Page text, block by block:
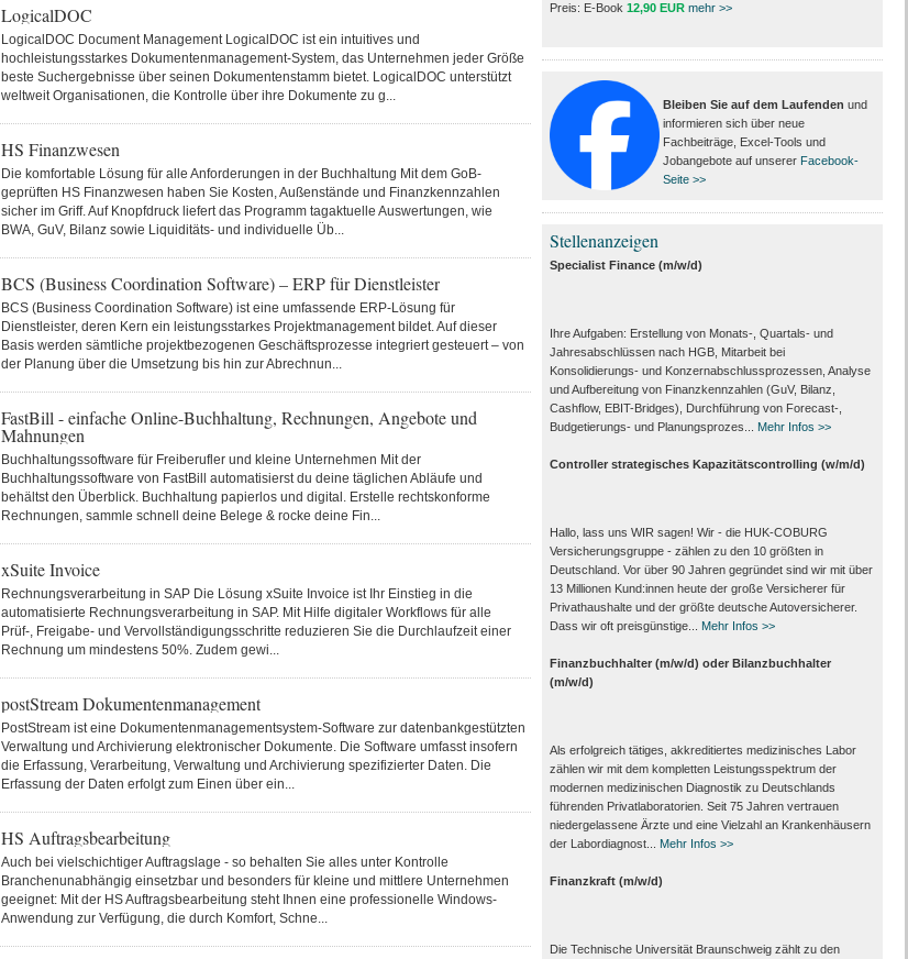
LogicalDOC
LogicalDOC Document Management LogicalDOC ist ein intuitives und
hochleistungsstarkes Dokumentenmanagement-System, das Unternehmen jeder Größe
beste Suchergebnisse über seinen Dokumentenstamm bietet. LogicalDOC unterstützt
weltweit Organisationen, die Kontrolle über ihre Dokumente zu g...
HS Finanzwesen
Die komfortable Lösung für alle Anforderungen in der Buchhaltung Mit dem GoB-
geprüften HS Finanzwesen haben Sie Kosten, Außenstände und Finanzkennzahlen
sicher im Griff. Auf Knopfdruck liefert das Programm tagaktuelle Auswertungen, wie
BWA, GuV, Bilanz sowie Liquiditäts- und individuelle Üb...
BCS (Business Coordination Software) – ERP für Dienstleister
BCS (Business Coordination Software) ist eine umfassende ERP-Lösung für
Dienstleister, deren Kern ein leistungsstarkes Projektmanagement bildet. Auf dieser
Basis werden sämtliche projektbezogenen Geschäftsprozesse integriert gesteuert – von
der Planung über die Umsetzung bis hin zur Abrechnun...
FastBill - einfache Online-Buchhaltung, Rechnungen, Angebote und
Mahnungen
Buchhaltungssoftware für Freiberufler und kleine Unternehmen Mit der
Buchhaltungssoftware von FastBill automatisierst du deine täglichen Abläufe und
behältst den Überblick. Buchhaltung papierlos und digital. Erstelle rechtskonforme
Rechnungen, sammle schnell deine Belege & rocke deine Fin...
xSuite Invoice
Rechnungsverarbeitung in SAP Die Lösung xSuite Invoice ist Ihr Einstieg in die
automatisierte Rechnungsverarbeitung in SAP. Mit Hilfe digitaler Workflows für alle
Prüf-, Freigabe- und Vervollständigungsschritte reduzieren Sie die Durchlaufzeit einer
Rechnung um mindestens 50%. Zudem gewi...
postStream Dokumentenmanagement
PostStream ist eine Dokumentenmanagementsystem-Software zur datenbankgestützten
Verwaltung und Archivierung elektronischer Dokumente. Die Software umfasst insofern
die Erfassung, Verarbeitung, Verwaltung und Archivierung spezifizierter Daten. Die
Erfassung der Daten erfolgt zum Einen über ein...
HS Auftragsbearbeitung
Auch bei vielschichtiger Auftragslage - so behalten Sie alles unter Kontrolle
Branchenunabhängig einsetzbar und besonders für kleine und mittlere Unternehmen
geeignet: Mit der HS Auftragsbearbeitung steht Ihnen eine professionelle Windows-
Anwendung zur Verfügung, die durch Komfort, Schne...
Preis: E-Book 12,90 EUR mehr >>
Bleiben Sie auf dem Laufenden und
informieren sich über neue
Fachbeiträge, Excel-Tools und
Jobangebote auf unserer Facebook-
Seite >>
Stellenanzeigen
Specialist Finance (m/w/d)
Ihre Aufgaben: Erstellung von Monats‑, Quartals‑ und
Jahresabschlüssen nach HGB, Mitarbeit bei
Konsolidierungs‑ und Konzernabschlussprozessen, Analyse
und Aufbereitung von Finanzkennzahlen (GuV, Bilanz,
Cashflow, EBIT-Bridges), Durchführung von Forecast‑,
Budgetierungs‑ und Planungsprozes...
Mehr Infos >>
Controller strategisches Kapazitätscontrolling (w/m/d)
Hallo, lass uns WIR sagen! Wir - die HUK-COBURG
Versicherungsgruppe - zählen zu den 10 größten in
Deutschland. Vor über 90 Jahren gegründet sind wir mit über
13 Millionen Kund:innen heute der große Versicherer für
Privathaushalte und der größte deutsche Autoversicherer.
Dass wir oft preisgünstige...
Mehr Infos >>
Finanzbuchhalter (m/w/d) oder Bilanzbuchhalter
(m/w/d)
Als erfolgreich tätiges, akkreditiertes medizinisches Labor
zählen wir mit dem kompletten Leistungs­spektrum der
modernen medizinischen Diagnostik zu Deutschlands
führenden Privat­laboratorien. Seit 75 Jahren vertrauen
nieder­gelassene Ärzte und eine Vielzahl an Kranken­häusern
der Labor­diagnost...
Mehr Infos >>
Finanzkraft (m/w/d)
Die Technische Universität Braunschweig zählt zu den